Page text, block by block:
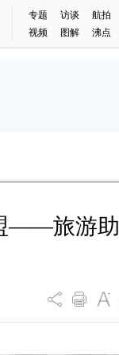
专题 访谈 航拍
视频
图解 沸点
——旅游助